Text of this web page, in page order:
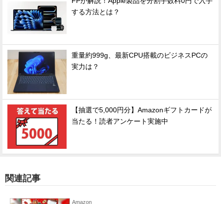
する方法とは？
重量約999g、最新CPU搭載のビジネスPCの
実力は？
【抽選で5,000円分】Amazonギフトカードが
当たる！読者アンケート実施中
関連記事
Amazon